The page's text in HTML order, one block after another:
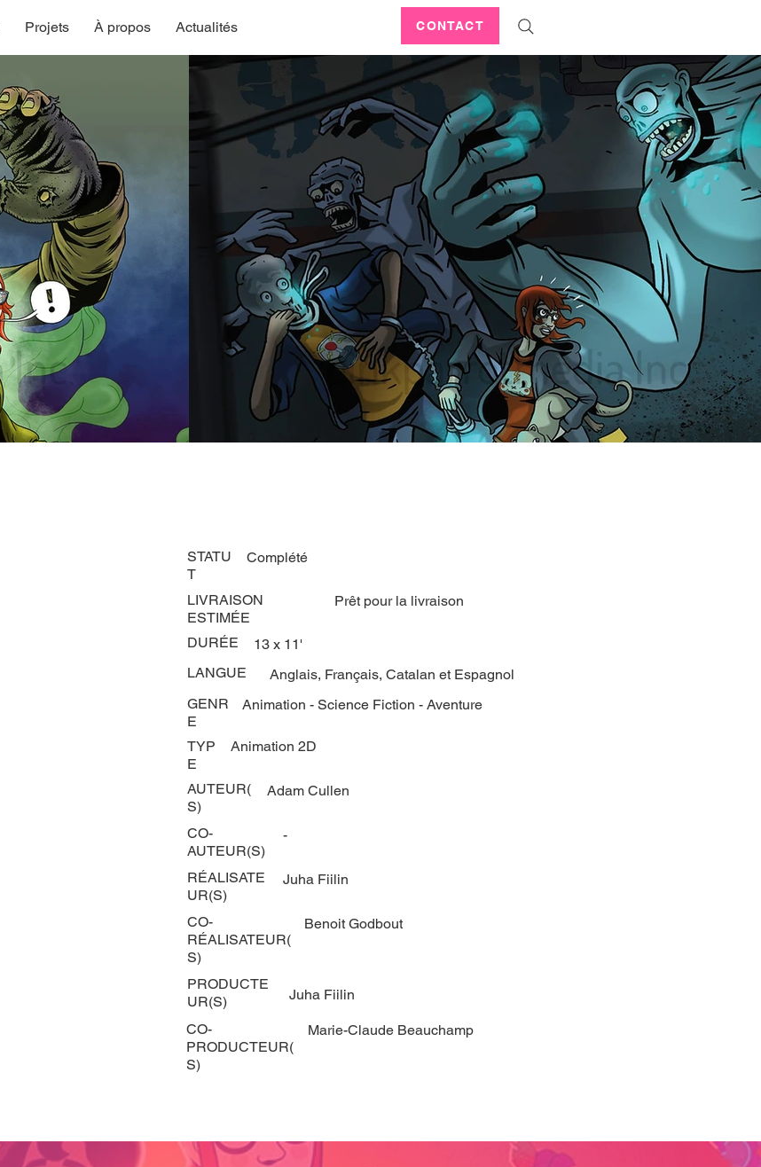
Projets À propos Actualités CONTACT
STATU
T
Complété
LIVRAISON
ESTIMÉE
Prêt pour la livraison
DURÉE
13 x 11'
LANGUE
Anglais, Français, Catalan et Espagnol
GENR
E
Animation - Science Fiction - Aventure
TYP
E
Animation 2D
AUTEUR(
S)
Adam Cullen
CO-
AUTEUR(S)
-
RÉALISATE
UR(S)
Juha Fiilin
CO-
RÉALISATEUR(
S)
Benoit Godbout
PRODUCTE
UR(S)
Juha Fiilin
CO-
PRODUCTEUR(
S)
Marie-Claude Beauchamp